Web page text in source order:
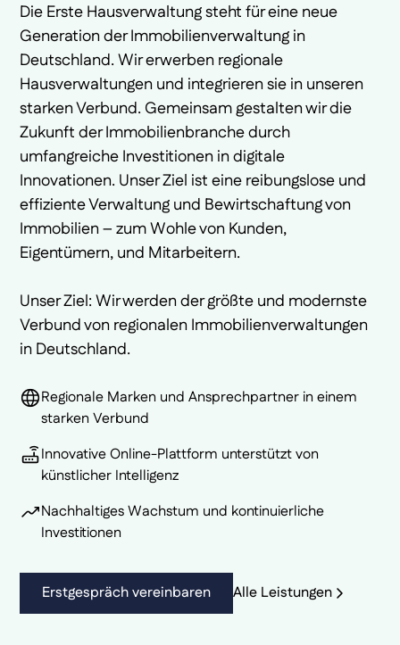
Die Erste Hausverwaltung steht für eine neue
Generation der Immobilienverwaltung in
Deutschland. Wir erwerben regionale
Hausverwaltungen und integrieren sie in unseren
starken Verbund. Gemeinsam gestalten wir die
Zukunft der Immobilienbranche durch
umfangreiche Investitionen in digitale
Innovationen. Unser Ziel ist eine reibungslose und
effiziente Verwaltung und Bewirtschaftung von
Immobilien – zum Wohle von Kunden,
Eigentümern, und Mitarbeitern.
Unser Ziel: Wir werden der größte und modernste
Verbund von regionalen Immobilienverwaltungen
in Deutschland.
Regionale Marken und Ansprechpartner in einem
starken Verbund
Innovative Online-Plattform unterstützt von
künstlicher Intelligenz
Nachhaltiges Wachstum und kontinuierliche
Investitionen
Erstgespräch vereinbaren Alle Leistungen